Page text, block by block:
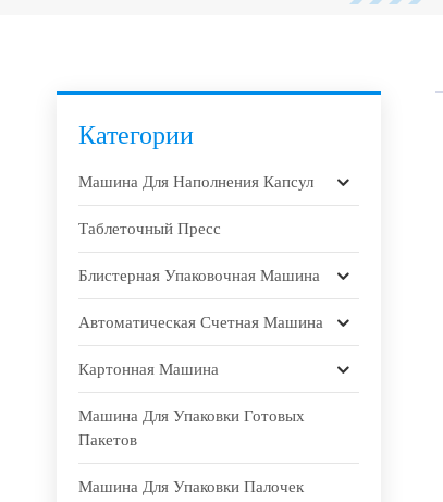
Категории
Машина Для Наполнения Капсул
Таблеточный Пресс
Блистерная Упаковочная Машина
Автоматическая Счетная Машина
Картонная Машина
Машина Для Упаковки Готовых
Пакетов
Машина Для Упаковки Палочек